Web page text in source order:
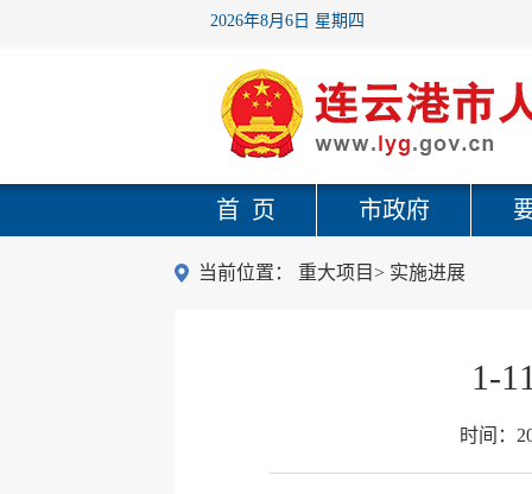
2026年8月6日 星期四
首 页 市政府
当前位置： 重大项目> 实施进展
1-
时间：